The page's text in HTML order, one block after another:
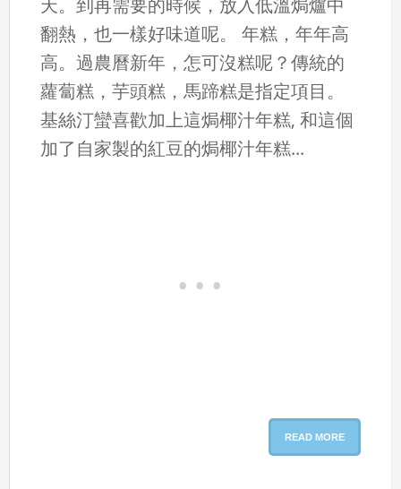
天。到再需要的時候，放入低溫焗爐中
翻熱，也一樣好味道呢。 年糕，年年高
高。過農曆新年，怎可沒糕呢？傳統的
蘿蔔糕，芋頭糕，馬蹄糕是指定項目。
基絲汀蠻喜歡加上這焗椰汁年糕, 和這個
加了自家製的紅豆的焗椰汁年糕...
READ MORE